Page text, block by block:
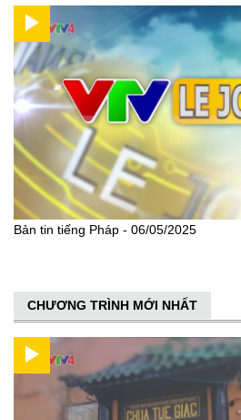
Bản tin tiếng Pháp - 06/05/2025
CHƯƠNG TRÌNH MỚI NHẤT